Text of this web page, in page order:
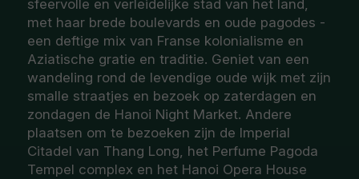
sfeervolle en verleidelijke stad van het land,
met haar brede boulevards en oude pagodes -
een deftige mix van Franse kolonialisme en
Aziatische gratie en traditie. Geniet van een
wandeling rond de levendige oude wijk met zijn
smalle straatjes en bezoek op zaterdagen en
zondagen de Hanoi Night Market. Andere
plaatsen om te bezoeken zijn de Imperial
Citadel van Thang Long, het Perfume Pagoda
Tempel complex en het Hanoi Opera House